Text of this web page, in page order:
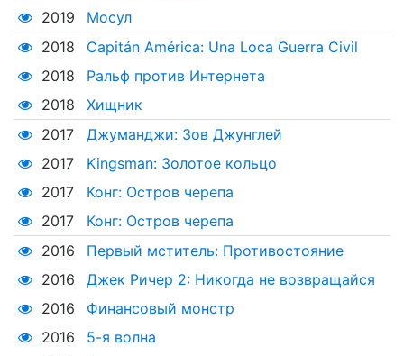
2019
Мосул
2018
Capitán América: Una Loca Guerra Civil
2018
Ральф против Интернета
2018
Хищник
2017
Джуманджи: Зов Джунглей
2017
Kingsman: Золотое кольцо
2017
Конг: Остров черепа
2017
Конг: Остров черепа
2016
Первый мститель: Противостояние
2016
Джек Ричер 2: Никогда не возвращайся
2016
Финансовый монстр
2016
5-я волна